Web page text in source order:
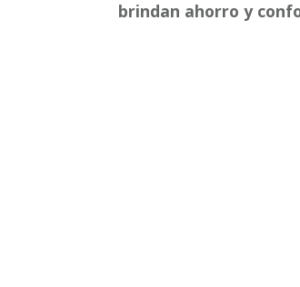
brindan ahorro y